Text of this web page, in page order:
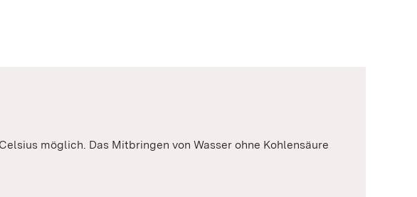
möglich. Das Mitbringen von Wasser ohne Kohlensäure